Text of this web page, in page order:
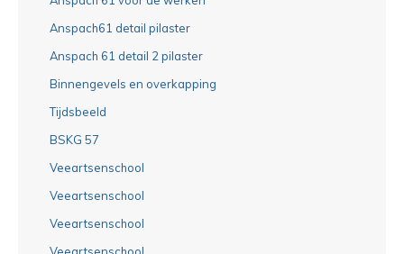
Anspach61 detail pilaster
Anspach 61 detail 2 pilaster
Binnengevels en overkapping
Tijdsbeeld
BSKG 57
Veeartsenschool
Veeartsenschool
Veeartsenschool
Veeartsenschool